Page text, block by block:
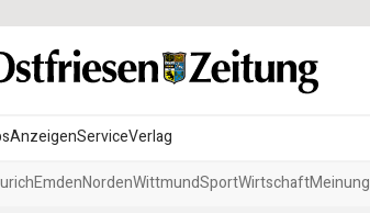
AnzeigenServiceVerlag
EmdenNordenWittmundSportWirtschaftMeinung